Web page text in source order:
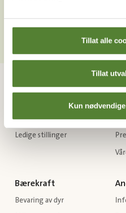
Tillat alle
Tillat
Kun
Ofte stilte spørsmål
Gå til kontaktside
Ledige stillinger
Bærekraft
Bevaring av dyr